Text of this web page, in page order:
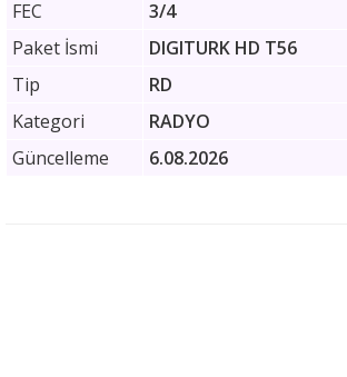
FEC
3/4
Paket İsmi
DIGITURK HD T56
Tip
RD
Kategori
RADYO
Güncelleme
6.08.2026